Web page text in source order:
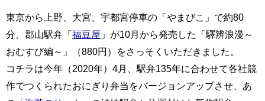
東京から上野、大宮、宇都宮停車の「やまびこ」で約80
分、郡山駅弁「福豆屋 」が10月から発売した「驛辨浪漫～
おむすび編～」（880円）をさっそくいただきました。
コチラは今年（2020年）4月、駅弁135年に合わせて各社競
作でつくられたおにぎり弁当をバージョンアップさせ、あ